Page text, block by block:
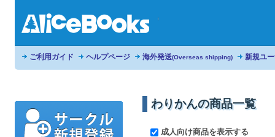
ご利用ガイド ヘルプページ 海外発送(Overseas shipping) 新規ユ
わりかんの商品一覧
成人向け商品を表示する